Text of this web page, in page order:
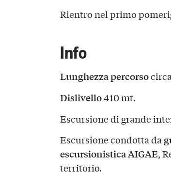
Rientro nel primo
Info
Lunghezza percorso
Dislivello410 mt.
Escursione di grande
Escursione condotta da
escursionistica AIGAE,
territorio.